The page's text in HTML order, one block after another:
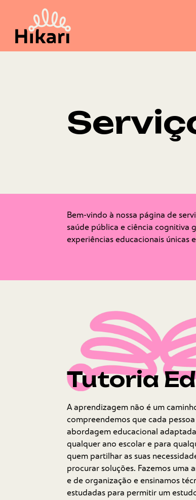
Bem-vindo à nossa página de
saúde pública e ciência cognitiva
experiências educacionais únicas
Tutoria
A aprendizagem não é um
compreendemos que cada
abordagem educacional adaptada
qualquer ano escolar e para
quem partilhar as suas
procurar soluções. Fazemos uma
e de organização e ensinamos
estudadas para permitir um